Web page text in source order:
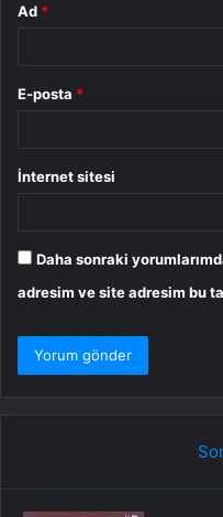
Ad *
E-posta *
İnternet sitesi
Daha sonraki
adresim ve site adresim bu